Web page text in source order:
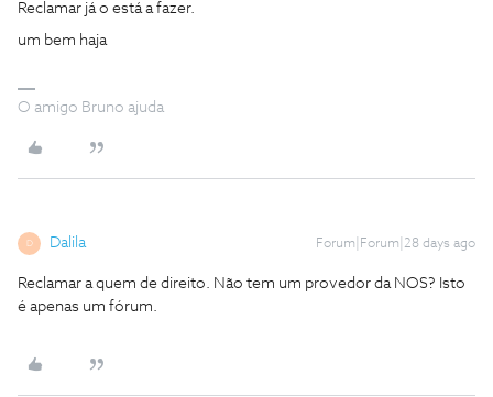
Reclamar já o está a fazer.
um bem haja
O amigo Bruno ajuda
D Dalila Forum|Forum|28 days ago
Reclamar a quem de direito. Não tem um provedor da NOS? Isto
é apenas um fórum.